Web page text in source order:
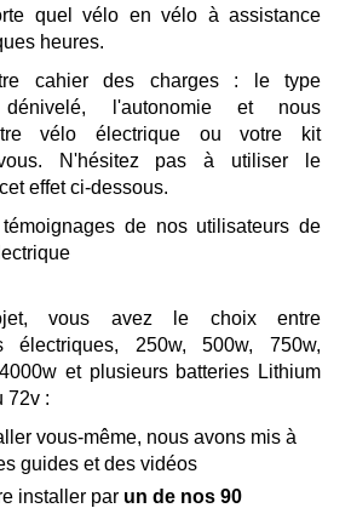
quel vélo envélo à assistance
heures.
cahier des charges : le type
l'autonomie et nous
vélo électrique ou votre kit
N'hésitez pas à utiliser le
effet ci-dessous.
témoignages de nos utilisateurs de
vous avez le choix entre
électriques, 250w, 500w, 750w,
et plusieurs batteries Lithium
72v :
vous-même, nous avons mis à
guides et des vidéos
installer par un de nos 90